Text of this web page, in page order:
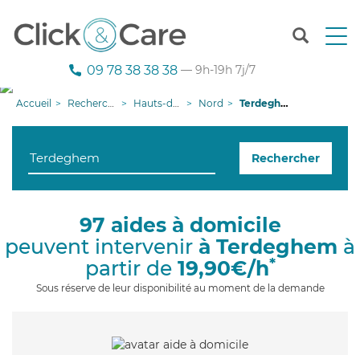
T
n
g
i
09 78 38 38 38 — 9h-19h 7j/7
Accueil Recherche aide à domicile Hauts-de-France Nord Terdeghem
Rechercher
97 aides à domicile
peuvent intervenir à Terdeghem à
partir de 19,90€/h*
Sous réserve de leur disponibilité au moment de la demande